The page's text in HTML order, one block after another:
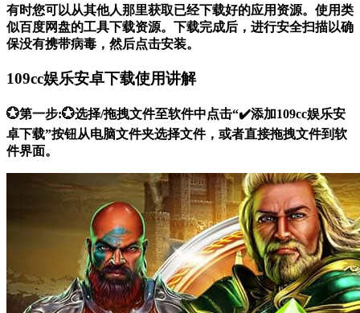
有时您可以从其他人那里获取已经下载好的应用资源。使用类
似百度网盘的工具下载资源。下载完成后，进行安全扫描以确
保没有携带病毒，然后点击安装。
109cc娱乐安卓下载使用讲解
💮第一步:💮选择/拖拽文件至软件中点击“✔️添加109cc娱乐安
卓下载”按钮从电脑文件夹选择文件，或者直接拖拽文件到软
件界面。